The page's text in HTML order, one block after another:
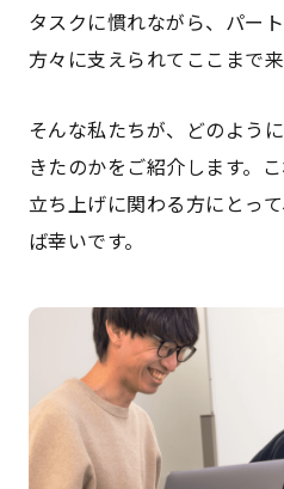
タスクに慣れながら、パー
方々に支えられてここまで来
そんな私たちが、どのよう
きたのかをご紹介します。
立ち上げに関わる方にとっ
ば幸いです。